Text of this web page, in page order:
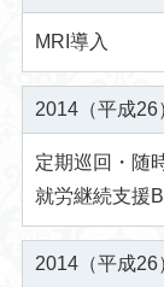
MRI導入
2014（平成26
定期巡回・随
就労継続支援
2014（平成26